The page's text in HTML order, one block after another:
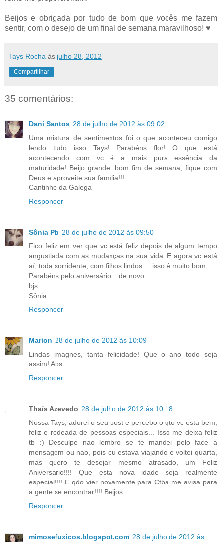
Beijos e obrigada por tudo de bom que vocês me fazem
sentir, com o desejo de um final de semana maravilhoso! ♥
Tays Rocha às julho 28, 2012
Compartilhar
35 comentários:
Dani Santos 28 de julho de 2012 às 09:02
Uma mistura de sentimentos foi o que aconteceu comigo
lendo tudo isso Tays! Parabéns flor! O que está
acontecendo com vc é a mais pura essência da
maturidade! Beijo grande, bom fim de semana, fique com
Deus e aproveite sua família!!!
Cantinho da Galega
Responder
Sônia Pb 28 de julho de 2012 às 09:50
Fico feliz em ver que vc está feliz depois de algum tempo
angustiada com as mudanças na sua vida. E agora vc está
aí, toda sorridente, com filhos lindos.... isso é muito bom.
Parabéns pelo aniversário... de novo.
bjs
Sônia
Responder
Marion 28 de julho de 2012 às 10:09
Lindas imagnes, tanta felicidade! Que o ano todo seja
assim! Abs.
Responder
Thaís Azevedo 28 de julho de 2012 às 10:18
Nossa Tays, adorei o seu post e percebo o qto vc esta bem,
feliz e rodeada de pessoas especiais... Isso me deixa feliz
tb :) Desculpe nao lembro se te mandei pelo face a
mensagem ou nao, pois eu estava viajando e voltei quarta,
mas quero te desejar, mesmo atrasado, um Feliz
Aniversario!!!! Que esta nova idade seja realmente
especial!!!! E qdo vier novamente para Ctba me avisa para
a gente se encontrar!!!! Beijos
Responder
mimosefuxicos.blogspot.com 28 de julho de 2012 às